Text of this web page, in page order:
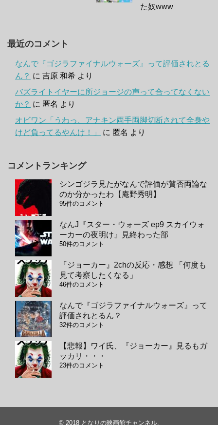
た奴www
最近のコメント
なんで『ゴジラファイナルウォーズ』って評価されとる
ん？ に 吉原 和希 より
バズライトイヤーに所ジョージの声って合ってなくない
か？ に 匿名 より
オビワン「うわっ、アナキン両手両脚切断されて全身や
けど負ってるやんけ！」
に 匿名 より
コメントランキング
シンゴジラ見たがなんで評価が賛否両論な
のか分かったわ【庵野秀明】
95件のコメント
なんJ『スター・ウォーズ ep9 スカイウォ
ーカーの夜明け』見終わった部
50件のコメント
『ジョーカー』2chの反応・感想 「何度も
見て考察したくなる」
46件のコメント
なんで『ゴジラファイナルウォーズ』って
評価されとるん？
32件のコメント
【悲報】ワイ氏、『ジョーカー』見るもガ
ッカリ・・・
23件のコメント
© 2018 となりの映画館チャンネル.